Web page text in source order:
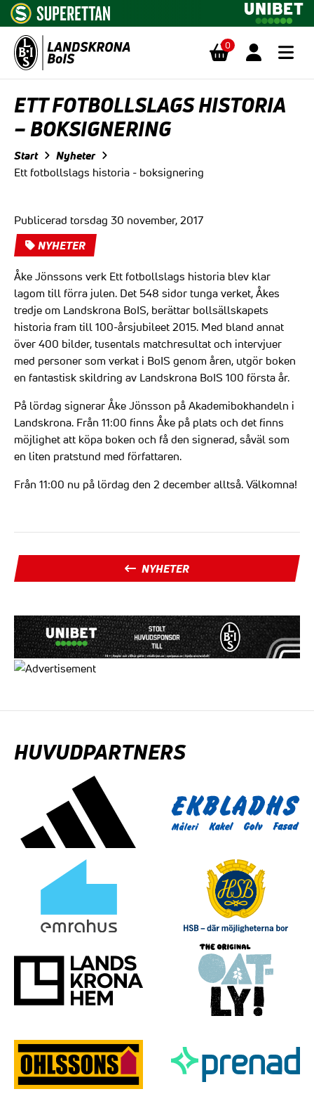
0
ETT FOTBOLLSLAGS HISTORIA
– BOKSIGNERING
Start Nyheter
Ett fotbollslags historia - boksignering
Publicerad torsdag 30 november, 2017
NYHETER
Åke Jönssons verk Ett fotbollslags historia blev klar
lagom till förra julen. Det 548 sidor tunga verket, Åkes
tredje om Landskrona BoIS, berättar bollsällskapets
historia fram till 100-årsjubileet 2015. Med bland annat
över 400 bilder, tusentals matchresultat och intervjuer
med personer som verkat i BoIS genom åren, utgör boken
en fantastisk skildring av Landskrona BoIS 100 första år.
På lördag signerar Åke Jönsson på Akademibokhandeln i
Landskrona. Från 11:00 finns Åke på plats och det finns
möjlighet att köpa boken och få den signerad, såväl som
en liten pratstund med författaren.
Från 11:00 nu på lördag den 2 december alltså. Välkomna!
NYHETER
HUVUDPARTNERS